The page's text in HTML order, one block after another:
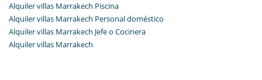
Alquiler villas Marrakech Piscina
Alquiler villas Marrakech Personal doméstico
Alquiler villas Marrakech Jefe o Cocinera
Alquiler villas Marrakech